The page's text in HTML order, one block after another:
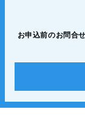
お申込前のお問合